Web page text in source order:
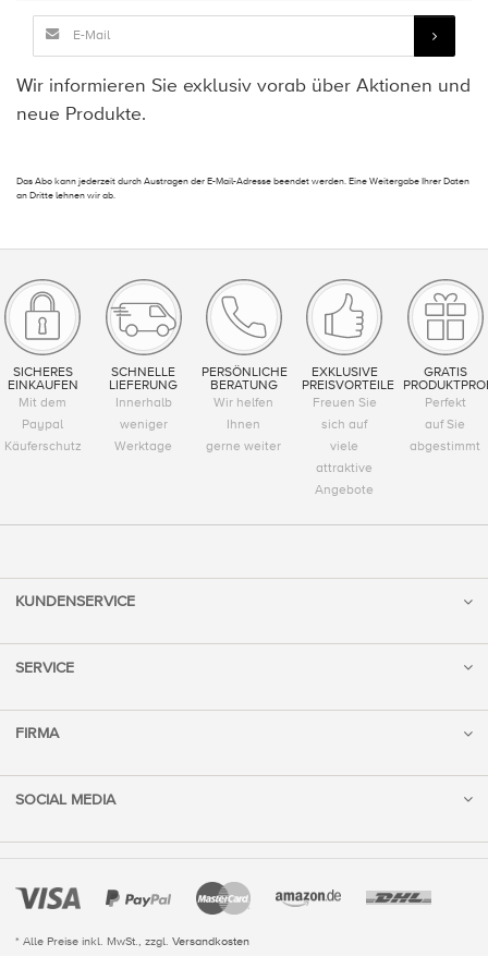
Wir informieren Sie exklusiv vorab über Aktionen und
neue Produkte.
Das Abo kann jederzeit durch Austragen der E-Mail-Adresse beendet werden. Eine Weitergabe Ihrer Daten
an Dritte lehnen wir ab.
SICHERES
EINKAUFEN
Mit dem
Paypal
Käuferschutz
SCHNELLE
LIEFERUNG
Innerhalb
weniger
Werktage
PERSÖNLICHE
BERATUNG
Wir helfen
Ihnen
gerne weiter
EXKLUSIVE
PREISVORTEILE
Freuen Sie
sich auf
viele
attraktive
Angebote
GRATIS
Perfekt
auf Sie
abgestimmt
KUNDENSERVICE
SERVICE
FIRMA
SOCIAL MEDIA
* Alle Preise inkl. MwSt., zzgl. Versandkosten